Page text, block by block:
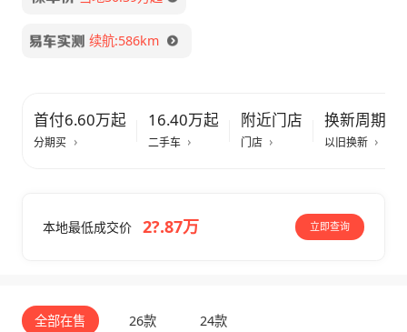
续航:586km
首付6.60万起
分期买
16.40万起
二手车
附近门店
门店
换新周期快
以旧换新
本地最低成交价 2?.87万 立即查询
全部在售 26款 24款